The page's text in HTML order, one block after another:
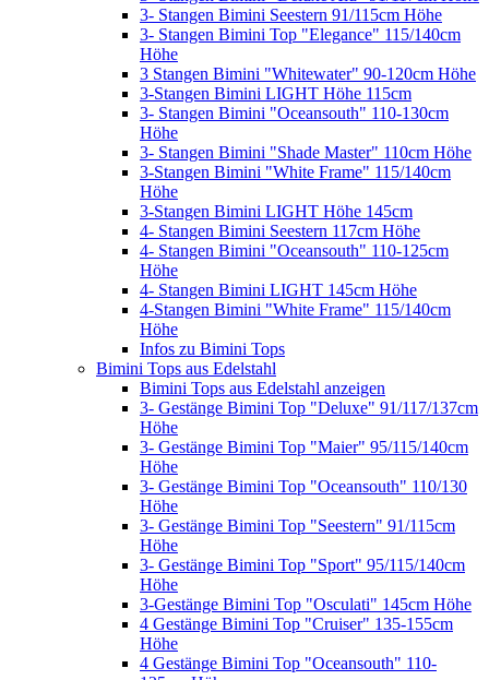
3- Stangen Bimini Seestern 91/115cm Höhe
3- Stangen Bimini Top "Elegance" 115/140cm
Höhe
3 Stangen Bimini "Whitewater" 90-120cm Höhe
3-Stangen Bimini LIGHT Höhe 115cm
3- Stangen Bimini "Oceansouth" 110-130cm
Höhe
3- Stangen Bimini "Shade Master" 110cm Höhe
3-Stangen Bimini "White Frame" 115/140cm
Höhe
3-Stangen Bimini LIGHT Höhe 145cm
4- Stangen Bimini Seestern 117cm Höhe
4- Stangen Bimini "Oceansouth" 110-125cm
Höhe
4- Stangen Bimini LIGHT 145cm Höhe
4-Stangen Bimini "White Frame" 115/140cm
Höhe
Infos zu Bimini Tops
Bimini Tops aus Edelstahl
Bimini Tops aus Edelstahl anzeigen
3- Gestänge Bimini Top "Deluxe" 91/117/137cm
Höhe
3- Gestänge Bimini Top "Maier" 95/115/140cm
Höhe
3- Gestänge Bimini Top "Oceansouth" 110/130
Höhe
3- Gestänge Bimini Top "Seestern" 91/115cm
Höhe
3- Gestänge Bimini Top "Sport" 95/115/140cm
Höhe
3-Gestänge Bimini Top "Osculati" 145cm Höhe
4 Gestänge Bimini Top "Cruiser" 135-155cm
Höhe
4 Gestänge Bimini Top "Oceansouth" 110-